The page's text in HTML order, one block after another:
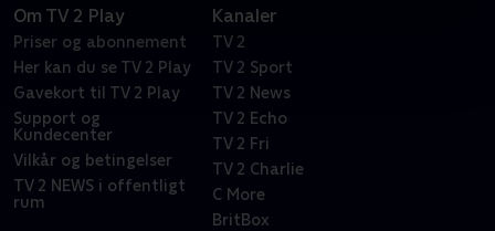
Om TV 2 Play
Priser og abonnement
Her kan du se TV 2 Play
Gavekort til TV 2 Play
Support og
Kundecenter
Vilkår og betingelser
TV 2 NEWS i offentligt
rum
Kanaler
TV 2
TV 2 Sport
TV 2 News
TV 2 Echo
TV 2 Fri
TV 2 Charlie
C More
BritBox